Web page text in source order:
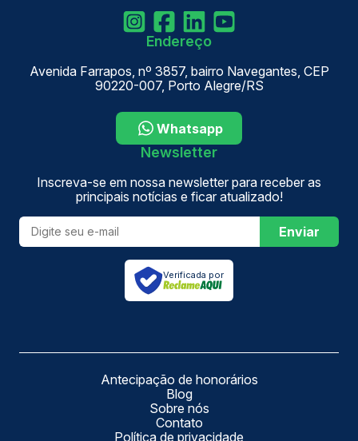
Endereço
Avenida Farrapos, nº 3857, bairro Navegantes, CEP
90220-007, Porto Alegre/RS
Whatsapp
Newsletter
Inscreva-se em nossa newsletter para receber as
principais notícias e ficar atualizado!
Enviar
Verificada por
Antecipação de honorários
Blog
Sobre nós
Contato
Política de privacidade